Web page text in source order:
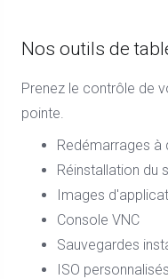
Nos outils de
Prenez le contrôle de
pointe.
Redémarrages à
Réinstallation du
Images
Console VNC
Sauvegardes
ISO personnalisés